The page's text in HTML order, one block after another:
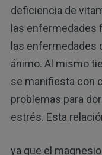
deficiencia de
las enfermedades
las enfermedades
ánimo. Al mismo
se manifiesta con
problemas para
estrés. Esta
ya que el